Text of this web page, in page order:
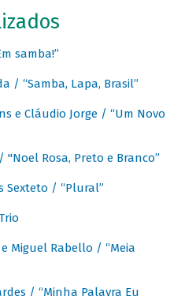
samba!”
/ “Samba, Lapa, Brasil”
e Cláudio Jorge / “Um Novo
"Noel Rosa, Preto e Branco”
Sexteto / “Plural”
Miguel Rabello / “Meia
/ “Minha Palavra Eu